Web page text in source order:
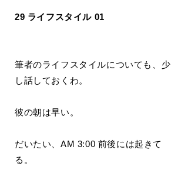
29 ライフスタイル 01
筆者のライフスタイルについても、少
し話しておくわ。
彼の朝は早い。
だいたい、AM 3:00 前後には起きて
る。